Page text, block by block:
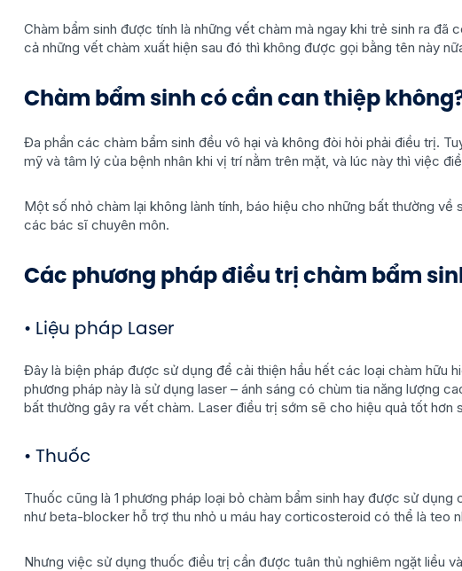
Chàm bẩm sinh được tính là những vết chàm mà ngay khi trẻ sinh ra đã
cả những vết chàm xuất hiện sau đó thì không được gọi bằng tên này
Chàm bẩm sinh có cần can thiệp
Đa phần các chàm bẩm sinh đều vô hại và không đòi hỏi phải điều trị.
mỹ và tâm lý của bệnh nhân khi vị trí nằm trên mặt, và lúc này thì việc
Một số nhỏ chàm lại không lành tính, báo hiệu cho những bất thường
các bác sĩ chuyên môn.
Các phương pháp điều trị chàm bẩm
• Liệu pháp Laser
Đây là biện pháp được sử dụng để cải thiện hầu hết các loại chàm hữu
phương pháp này là sử dụng laser – ánh sáng có chùm tia năng lượng
bất thường gây ra vết chàm. Laser điều trị sớm sẽ cho hiệu quả tốt hơn
• Thuốc
Thuốc cũng là 1 phương pháp loại bỏ chàm bẩm sinh hay được sử dụng
như beta-blocker hỗ trợ thu nhỏ u máu hay corticosteroid có thể là teo
Nhưng việc sử dụng thuốc điều trị cần được tuân thủ nghiêm ngặt liều